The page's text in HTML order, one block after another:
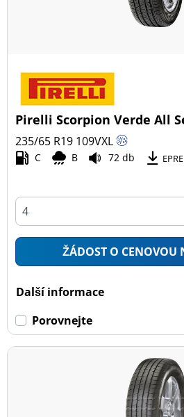
Pirelli Scorpion Verde All
235/65 R19 109VXL
C B 72 db
ŽÁDOST O CENOVOU
Další informace
Porovnejte